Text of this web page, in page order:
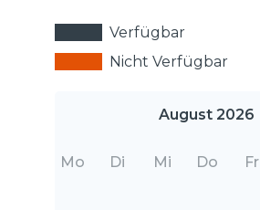
Verfügbar
Nicht Verfügbar
August 2026
Mo Di Mi Do Fr